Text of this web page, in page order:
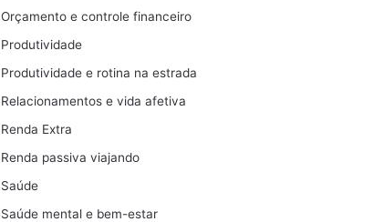
Orçamento e controle financeiro
Produtividade
Produtividade e rotina na estrada
Relacionamentos e vida afetiva
Renda Extra
Renda passiva viajando
Saúde
Saúde mental e bem-estar